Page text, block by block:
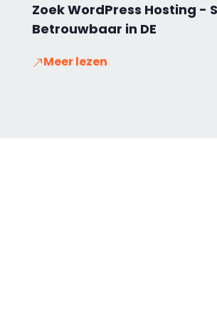
Zoek WordPress Hosting -
Betrouwbaar in DE
Meer lezen